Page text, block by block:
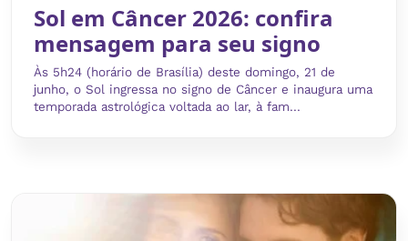
Sol em Câncer 2026: confira
mensagem para seu signo
Às 5h24 (horário de Brasília) deste domingo, 21 de
junho, o Sol ingressa no signo de Câncer e inaugura uma
temporada astrológica voltada ao lar, à fam...